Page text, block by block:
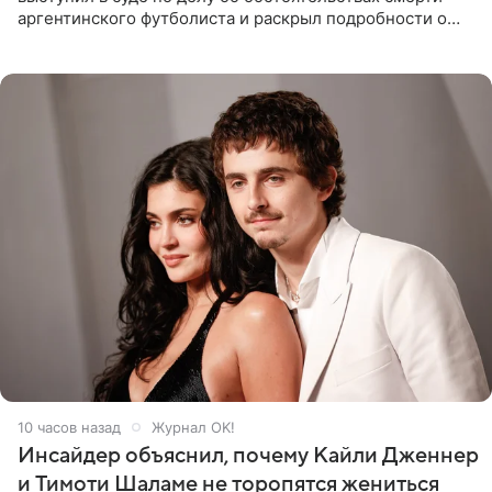
аргентинского футболиста и раскрыл подробности о
10 часов назад Журнал OK!
Инсайдер объяснил, почему Кайли Дженнер
и Тимоти Шаламе не торопятся жениться